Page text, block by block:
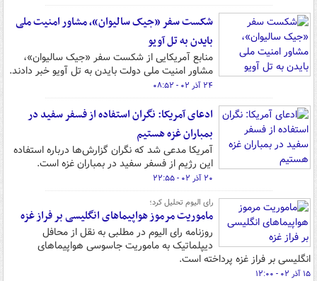
شکست سفر «جیک سالیوان»، مشاور امنیت ملی
بایدن به تل آویو
منابع آمریکایی از شکست سفر «جیک سالیوان»،
مشاور امنیت ملی دولت بایدن به تل آویو خبر دادند.
۲۴ آذر ۰۲ - ۰۸:۵۲
ادعای آمریکا: نگران استفاده از فسفر سفید در
بمباران غزه هستیم
آمریکا مدعی شد که نگران گزارش‌ها درباره استفاده
این رژیم از فسفر سفید در بمباران غزه است.
۲۰ آذر ۰۲ - ۲۲:۵۵
رای الیوم تحلیل کرد؛
ماموریت مرموز هواپیماهای انگلیسی بر فراز غزه
روزنامه رای الیوم در مطلبی به نقل از محافل
دیپلماتیک به ماموریت جاسوسی هواپیماهای
انگلیسی بر فراز غزه پرداخته است.
۱۵ آذر ۰۲ - ۱۲:۰۰